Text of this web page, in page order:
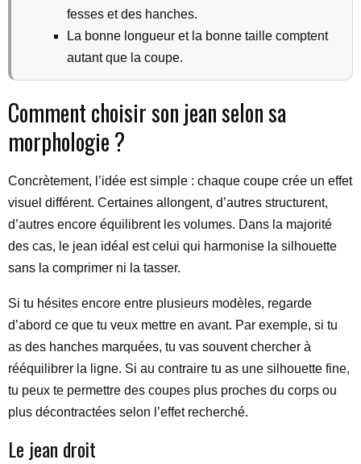
fesses et des hanches.
La bonne longueur et la bonne taille comptent
autant que la coupe.
Comment choisir son jean selon sa
morphologie ?
Concrètement, l’idée est simple : chaque coupe crée un effet
visuel différent. Certaines allongent, d’autres structurent,
d’autres encore équilibrent les volumes. Dans la majorité
des cas, le jean idéal est celui qui harmonise la silhouette
sans la comprimer ni la tasser.
Si tu hésites encore entre plusieurs modèles, regarde
d’abord ce que tu veux mettre en avant. Par exemple, si tu
as des hanches marquées, tu vas souvent chercher à
rééquilibrer la ligne. Si au contraire tu as une silhouette fine,
tu peux te permettre des coupes plus proches du corps ou
plus décontractées selon l’effet recherché.
Le jean droit